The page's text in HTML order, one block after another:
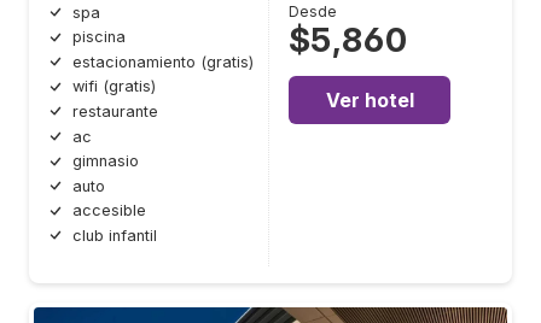
spa
piscina
estacionamiento (gratis)
wifi (gratis)
restaurante
ac
gimnasio
auto
accesible
club infantil
Desde
$5,860
Ver hotel